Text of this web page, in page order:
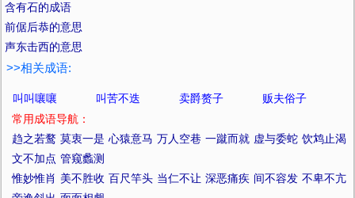
含有石的成语
前倨后恭的意思
声东击西的意思
>>相关成语:
叫叫嚷嚷 叫苦不迭 卖爵赘子
贩夫俗子
常用成语导航：
趋之若鹜 莫衷一是 心猿意马 万人空巷 一蹴而就 虚与委蛇 饮鸩止渴
文不加点 管窥蠡测
惟妙惟肖 美不胜收 百尺竿头 当仁不让 深恶痛疾 间不容发 不卑不亢